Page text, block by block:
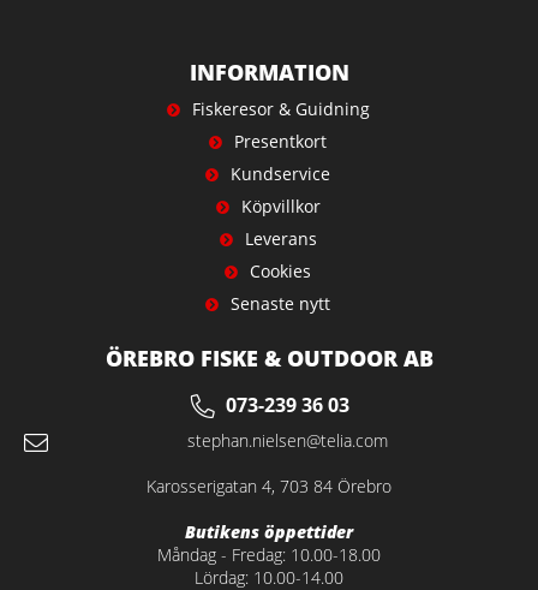
INFORMATION
Fiskeresor & Guidning
Presentkort
Kundservice
Köpvillkor
Leverans
Cookies
Senaste nytt
ÖREBRO FISKE & OUTDOOR AB
073-239 36 03
stephan.nielsen@telia.com
Karosserigatan 4, 703 84 Örebro
Butikens öppettider
Måndag - Fredag: 10.00-18.00
Lördag: 10.00-14.00